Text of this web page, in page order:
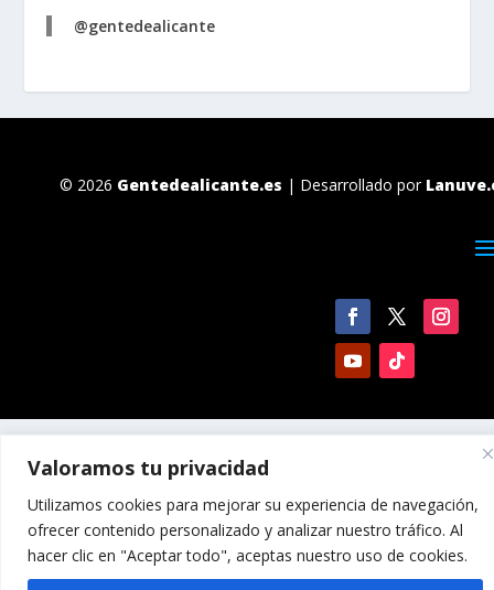
Valoramos tu privacidad
Utilizamos cookies para mejorar su experiencia de navegación,
ofrecer contenido personalizado y analizar nuestro tráfico. Al
hacer clic en "Aceptar todo", aceptas nuestro uso de cookies.
@gentedealicante
© 2026 Gentedealicante.es | Desarrollado por